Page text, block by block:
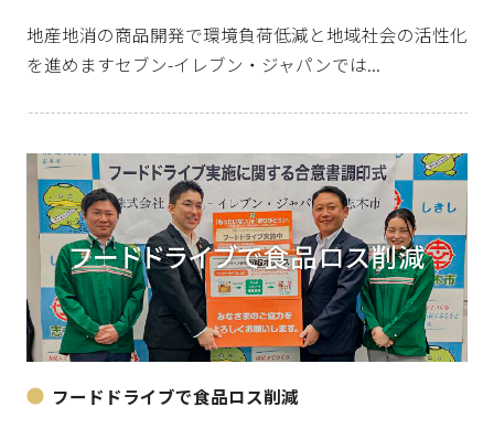
地産地消の商品開発で環境負荷低減と地域社会の活性化
を進めますセブン-イレブン・ジャパンでは...
フードドライブで食品ロス削減